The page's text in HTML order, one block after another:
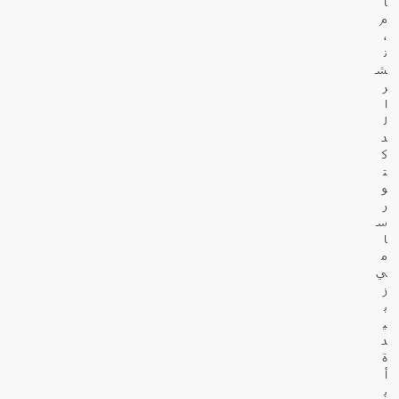
م
،
ن
ش
ر
ا
ل
د
ك
ت
و
ر
س
ا
م
ي
ز
ب
ي
د
ة
أ
ب